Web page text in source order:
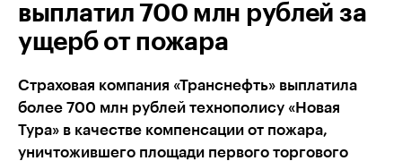
выплатил 700 млн рублей за
ущерб от пожара
Страховая компания «Транснефть» выплатила
более 700 млн рублей технополису «Новая
Тура» в качестве компенсации от пожара,
уничтожившего площади первого торгового